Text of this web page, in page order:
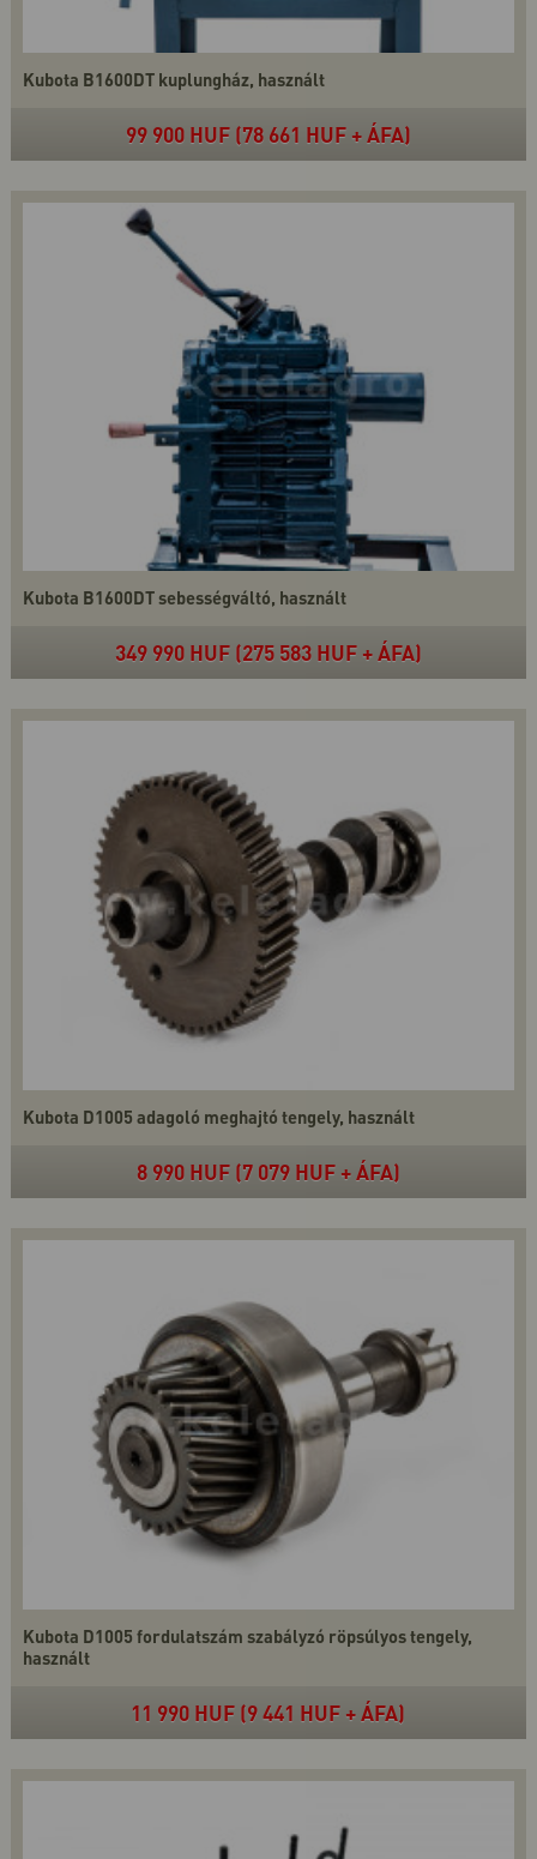
Kubota B1600DT kuplungház, használt
99 900 HUF (78 661 HUF + ÁFA)
Kubota B1600DT sebességváltó, használt
349 990 HUF (275 583 HUF + ÁFA)
Kubota D1005 adagoló meghajtó tengely, használt
8 990 HUF (7 079 HUF + ÁFA)
Kubota D1005 fordulatszám szabályzó röpsúlyos tengely,
használt
11 990 HUF (9 441 HUF + ÁFA)